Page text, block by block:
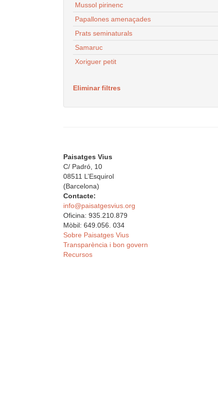
Mussol pirinenc
Papallones amenaçades
Prats seminaturals
Samaruc
Xoriguer petit
Eliminar filtres
Paisatges Vius
C/ Padró, 10
08511 L’Esquirol
(Barcelona)
Contacte:
info@paisatgesvius.org
Oficina: 935.210.879
Mòbil: 649.056. 034
Sobre Paisatges Vius
Transparència i bon govern
Recursos